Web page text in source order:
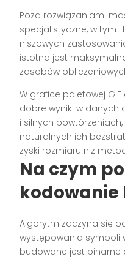
Poza rozwiązaniami
specjalistyczne, w tym
niszowych
istotna jest
zasobów
W grafice paletowej
dobre wyniki w danych
i silnych
naturalnych ich
zyski rozmiaru niż
Na czym
Algorytm zaczyna się
występowania symboli
budowane jest binarne